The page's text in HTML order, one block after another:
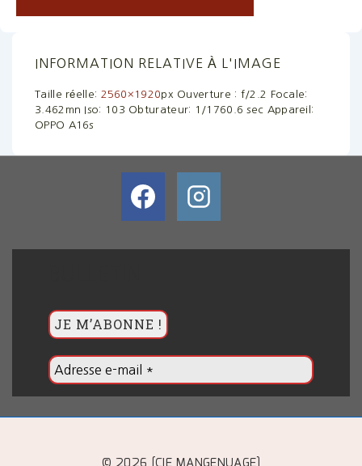
INFORMATION RELATIVE À L'IMAGE
Taille réelle: 2560×1920px Ouverture : f/2.2
Focale:
3.462mn Iso: 103 Obturateur: 1/1760.6 sec Appareil:
OPPO A16s